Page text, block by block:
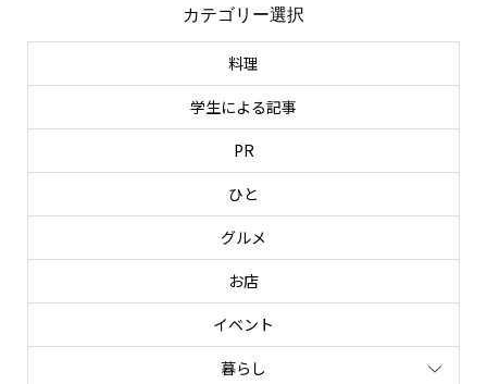
カテゴリー選択
料理
学生による記事
PR
ひと
グルメ
お店
イベント
暮らし